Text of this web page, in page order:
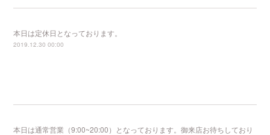
本日は定休日となっております。
2019.12.30 00:00
本日は通常営業（9:00~20:00）となっております。御来店お待ちしており